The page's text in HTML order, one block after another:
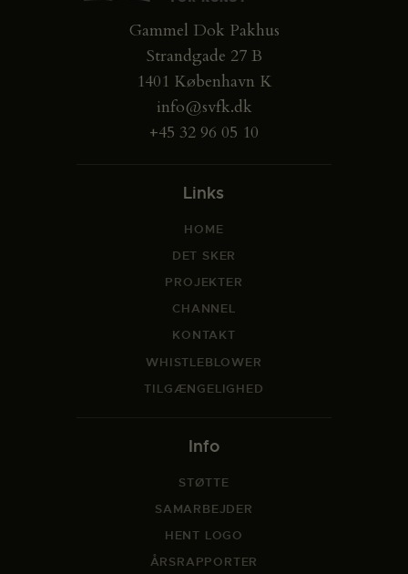
Gammel Dok Pakhus
Strandgade 27 B
1401 København K
info@svfk.dk
+45 32 96 05 10
Links
HOME
DET SKER
PROJEKTER
CHANNEL
KONTAKT
WHISTLEBLOWER
TILGÆNGELIGHED
Info
STØTTE
SAMARBEJDER
HENT LOGO
ÅRSRAPPORTER